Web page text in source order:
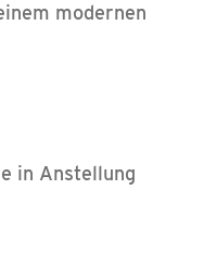
modernen
in Anstellung